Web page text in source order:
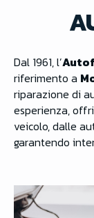
Dal 1961, l’
riferimento a
riparazione di
esperienza,
veicolo, dalle
garantendo